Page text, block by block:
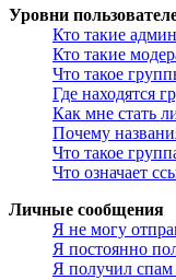
Уровни
Кто такие
Кто такие
Что такое
Где находятся
Как мне стать
Почему
Что такое
Что означает
Личные сообщения
Я не могу
Я постоянно
Я получил спам